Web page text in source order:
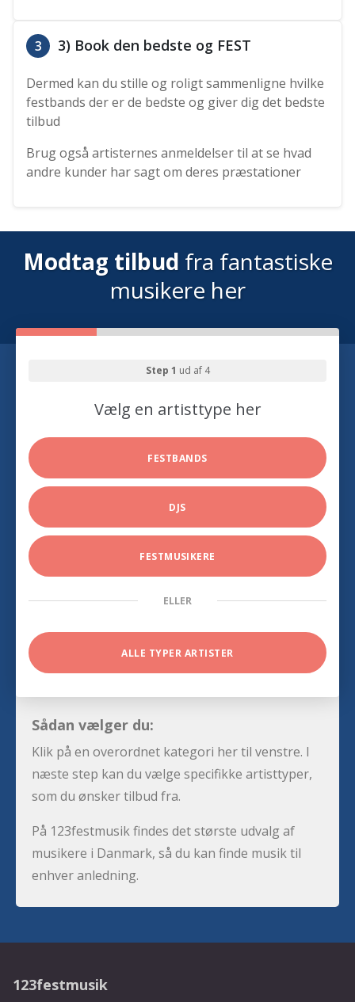
3 3) Book den bedste og FEST
Dermed kan du stille og roligt sammenligne hvilke
festbands der er de bedste og giver dig det bedste
tilbud
Brug også artisternes anmeldelser til at se hvad
andre kunder har sagt om deres præstationer
Modtag tilbud fra fantastiske
musikere her
Step 1 ud af 4
Vælg en artisttype her
FESTBANDS
DJS
FESTMUSIKERE
ELLER
ALLE TYPER ARTISTER
Sådan vælger du:
Klik på en overordnet kategori her til venstre. I
næste step kan du vælge specifikke artisttyper,
som du ønsker tilbud fra.
På 123festmusik findes det største udvalg af
musikere i Danmark, så du kan finde musik til
enhver anledning.
123festmusik